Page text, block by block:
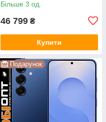
Більше 3 од.
46 799 ₴
Купити
Подарунок